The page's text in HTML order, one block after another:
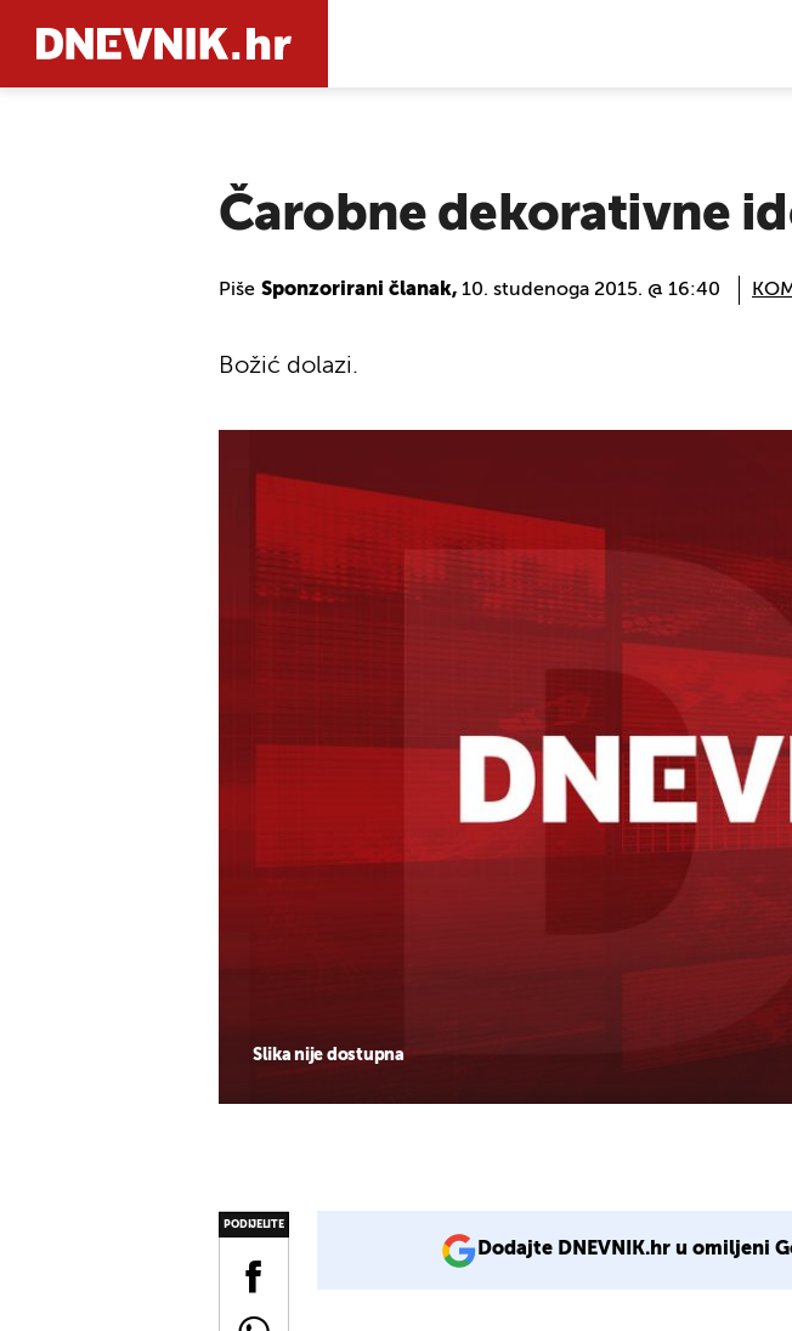
Čarobne dekorativne
Piše Sponzorirani članak, 10. studenoga 2015. @ 16:40
Slika nije dostupna
Božić dolazi.
PODIJELITE
Dodajte DNEVNIK.hr u omiljeni